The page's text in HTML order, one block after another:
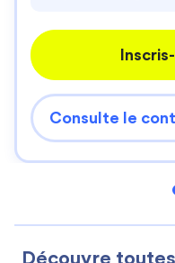
Consulte le
Découvre